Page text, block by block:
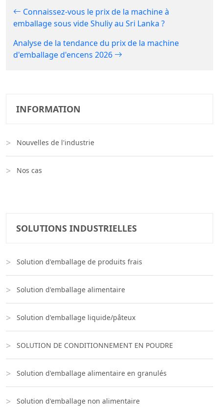
Connaissez-vous le prix de la machine à
emballage sous vide Shuliy au Sri Lanka ?
Analyse de la tendance du prix de la machine
d'emballage d'encens 2026
INFORMATION
Nouvelles de l'industrie
Nos cas
SOLUTIONS INDUSTRIELLES
Solution d'emballage de produits frais
Solution d'emballage alimentaire
Solution d'emballage liquide/pâteux
SOLUTION DE CONDITIONNEMENT EN POUDRE
Solution d'emballage alimentaire en granulés
Solution d'emballage non alimentaire